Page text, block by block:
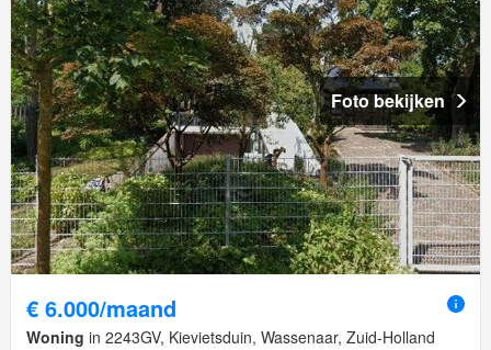
Foto bekijken
€ 6.000/maand
Woning in 2243GV, Kievietsduin, Wassenaar, Zuid-Holland